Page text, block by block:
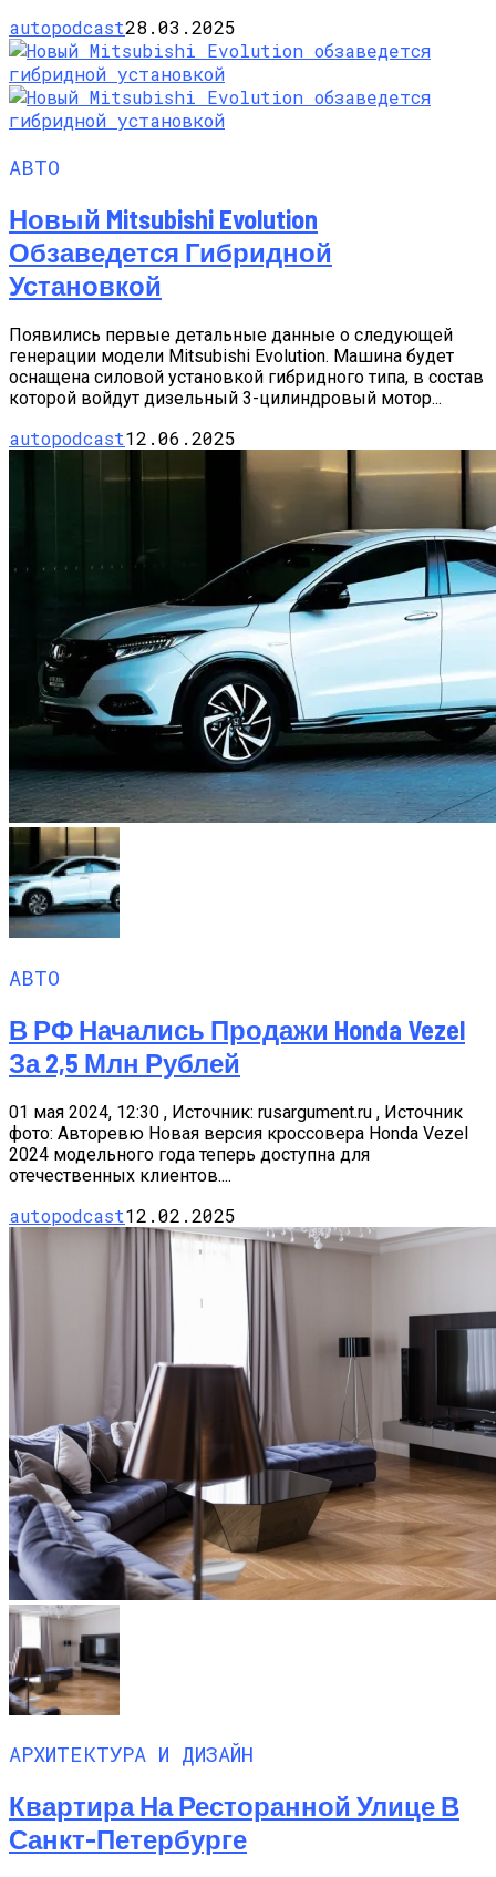
autopodcast28.03.2025
АВТО
Новый Mitsubishi Evolution
Обзаведется Гибридной
Установкой
Появились первые детальные данные о следующей
генерации модели Mitsubishi Evolution. Машина будет
оснащена силовой установкой гибридного типа, в состав
которой войдут дизельный 3-цилиндровый мотор...
autopodcast12.06.2025
АВТО
В РФ Начались Продажи Honda Vezel
За 2,5 Млн Рублей
01 мая 2024, 12:30 , Источник: rusargument.ru , Источник
фото: Авторевю Новая версия кроссовера Honda Vezel
2024 модельного года теперь доступна для
отечественных клиентов....
autopodcast12.02.2025
АРХИТЕКТУРА И ДИЗАЙН
Квартира На Ресторанной Улице В
Санкт-Петербурге